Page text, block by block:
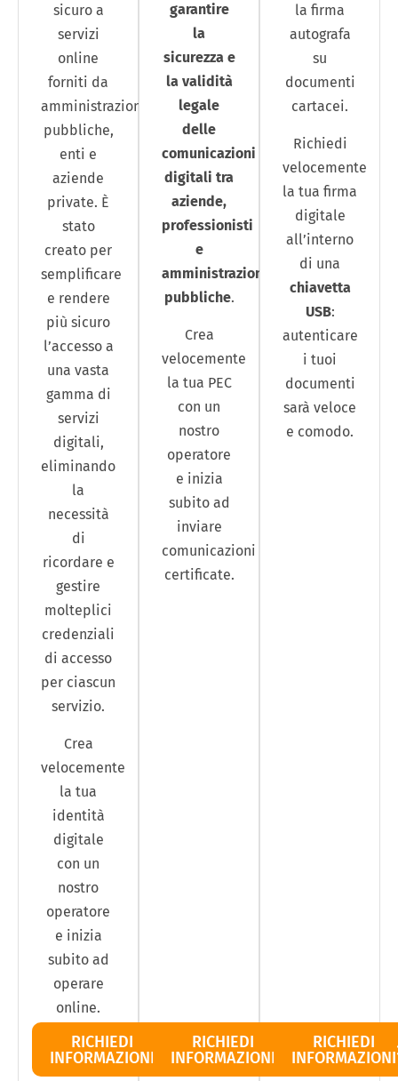
sicuro a
servizi
online
forniti da
amministrazioni
pubbliche,
enti e
aziende
private. È
stato
creato per
semplificare
e rendere
più sicuro
l’accesso a
una vasta
gamma di
servizi
digitali,
eliminando
la
necessità
di
ricordare e
gestire
molteplici
credenziali
di accesso
per ciascun
servizio.
Crea
velocemente
la tua
identità
digitale
con un
nostro
operatore
e inizia
subito ad
operare
online.
RICHIEDI
INFORMAZIONI
garantire
la
sicurezza e
la validità
legale
delle
comunicazioni
digitali tra
aziende,
professionisti
e
amministrazioni
pubbliche.
Crea
velocemente
la tua PEC
con un
nostro
operatore
e inizia
subito ad
inviare
comunicazioni
certificate.
RICHIEDI
INFORMAZIONI
la firma
autografa
su
documenti
cartacei.
Richiedi
velocemente
la tua firma
digitale
all’interno
di una
chiavetta
USB:
autenticare
i tuoi
documenti
sarà veloce
e comodo.
RICHIEDI
INFORMAZIONI